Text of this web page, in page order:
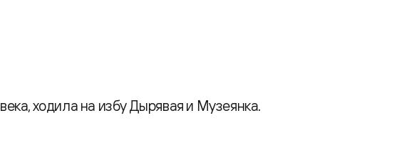
ходила на избу Дырявая и Музеянка.